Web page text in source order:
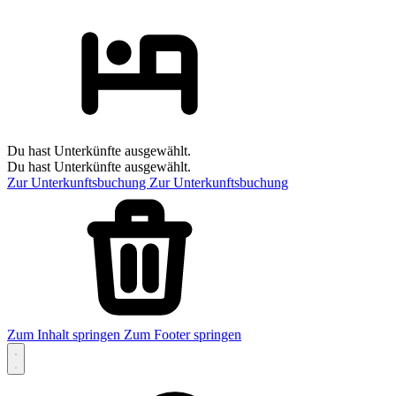
Du hast Unterkünfte ausgewählt.
Du hast Unterkünfte ausgewählt.
Zur Unterkunftsbuchung Zur Unterkunftsbuchung
Zum Inhalt springen Zum Footer springen